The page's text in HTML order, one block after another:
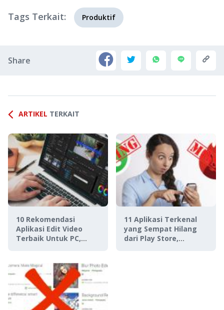
Tags Terkait: Produktif
Share
ARTIKEL TERKAIT
10 Rekomendasi
Aplikasi Edit Video
Terbaik Untuk PC,
11 Aplikasi Terkenal
yang Sempat Hilang
dari Play Store,